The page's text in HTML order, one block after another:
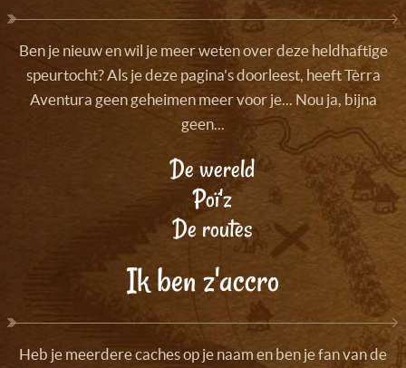
Ben je nieuw en wil je meer weten over deze heldhaftige
speurtocht? Als je deze pagina's doorleest, heeft Tèrra
Aventura geen geheimen meer voor je... Nou ja, bijna
geen...
De wereld
Poï'z
De routes
Ik ben z'accro
Heb je meerdere caches op je naam en ben je fan van de